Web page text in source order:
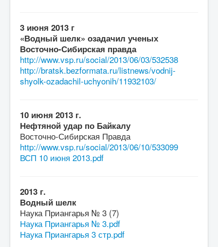
3 июня 2013 г
«Водный шелк» озадачил ученых
Восточно-Сибирская правда
http://www.vsp.ru/social/2013/06/03/532538
http://bratsk.bezformata.ru/listnews/vodnij-
shyolk-ozadachil-uchyonih/11932103/
10 июня 2013 г.
Нефтяной удар по Байкалу
Восточно-Сибирская Правда
http://www.vsp.ru/social/2013/06/10/533099
ВСП 10 июня 2013.pdf
2013 г.
Водный шелк
Наука Приангарья № 3 (7)
Наука Приангарья № 3.pdf
Наука Приангарья 3 стр.pdf